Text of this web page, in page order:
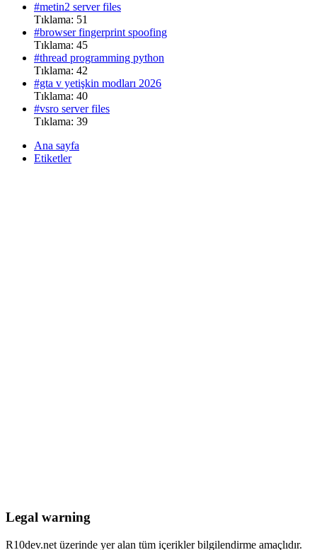
#metin2 server files
Tıklama: 51
#browser fingerprint spoofing
Tıklama: 45
#thread programming python
Tıklama: 42
#gta v yetişkin modları 2026
Tıklama: 40
#vsro server files
Tıklama: 39
Ana sayfa
Etiketler
Legal warning
R10dev.net üzerinde yer alan tüm içerikler bilgilendirme amaçlıdır.